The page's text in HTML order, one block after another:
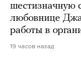
шестизначную
любовнице
работы в
19 часов назад